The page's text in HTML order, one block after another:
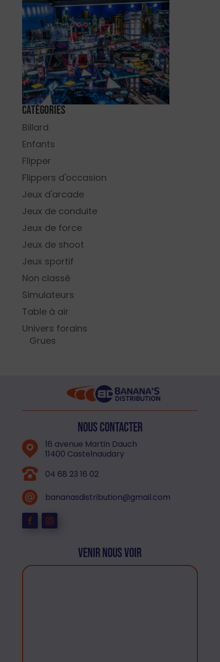
Catégories
Billard
Enfants
Flipper
Flippers d'occasion
Jeux d'arcade
Jeux de conduite
Jeux de force
Jeux de shoot
Jeux sportif
Non classé
Simulateurs
Table à air
Univers forains
Grues
Nous contacter
16 avenue Martin Dauch
11400 Castelnaudary
04 68 23 16 02
bananasdistribution@gmail.com
Venir nous voir